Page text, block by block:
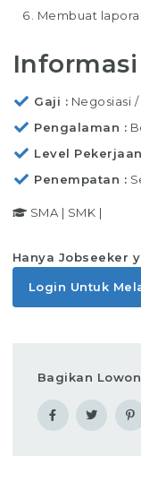
Membuat
Gaji
Negosiasi
Pengalaman
Level Pekerjaan
Penempatan
SMA | SMK |
Hanya Jobseeker
Login Untuk
Bagikan